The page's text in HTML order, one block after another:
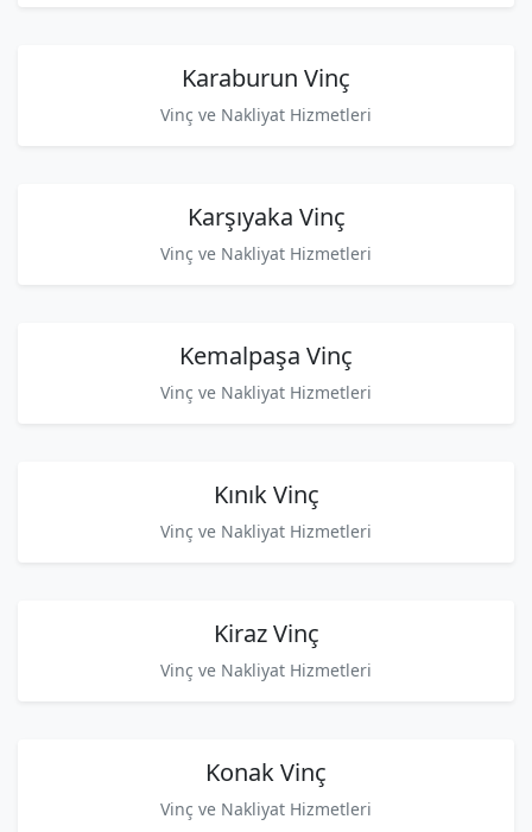
Karaburun Vinç
Vinç ve Nakliyat Hizmetleri
Karşıyaka Vinç
Vinç ve Nakliyat Hizmetleri
Kemalpaşa Vinç
Vinç ve Nakliyat Hizmetleri
Kınık Vinç
Vinç ve Nakliyat Hizmetleri
Kiraz Vinç
Vinç ve Nakliyat Hizmetleri
Konak Vinç
Vinç ve Nakliyat Hizmetleri